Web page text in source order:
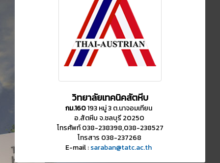
วิทยาลัยเทคนิคสัตหีบ
กม.160193 หมู่ 3 ต.นาจอมเทียน
อ.สัตหีบ จ.ชลบุรี 20250
โทรศัพท์ 038-238398,038-238527
โทรสาร 038-237268
E-mail :saraban@tatc.ac.th